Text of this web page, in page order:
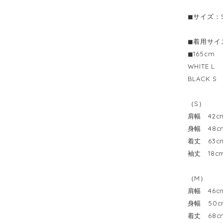
◼︎サイズ：
◼︎着用サイ
◼︎165cm
WHITE L
BLACK S
（S）
肩幅
身幅
着丈
袖丈
（M）
肩幅
身幅
着丈